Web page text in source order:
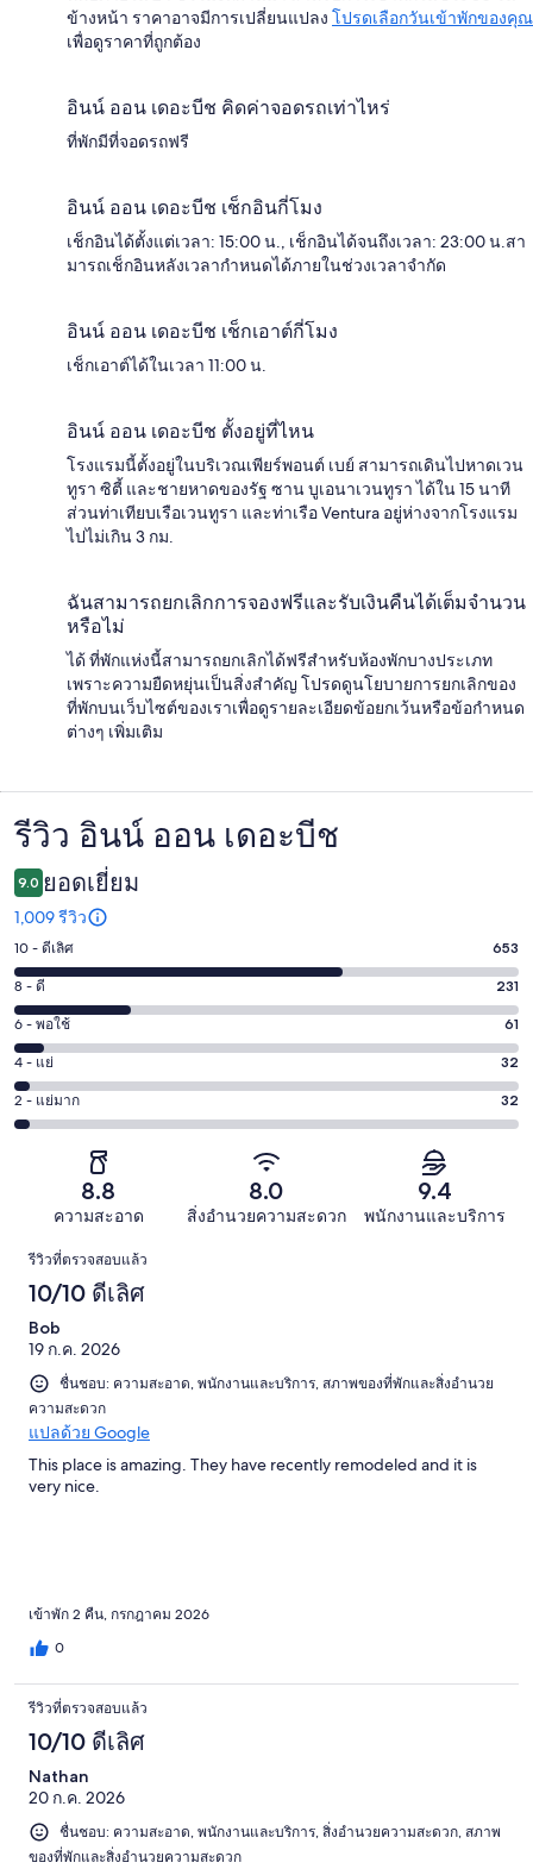
ข้างหน้า ราคาอาจมีการเปลี่ยนแปลง โปรดเลือกวันเข้าพักของคุณ
เพื่อดูราคาที่ถูกต้อง
อินน์ ออน เดอะบีช คิดค่าจอดรถเท่าไหร่
ที่พักมีที่จอดรถฟรี
อินน์ ออน เดอะบีช เช็กอินกี่โมง
เช็กอินได้ตั้งแต่เวลา: 15:00 น., เช็กอินได้จนถึงเวลา: 23:00 น.สา
มารถเช็กอินหลังเวลากำหนดได้ภายในช่วงเวลาจำกัด
อินน์ ออน เดอะบีช เช็กเอาต์กี่โมง
เช็กเอาต์ได้ในเวลา 11:00 น.
อินน์ ออน เดอะบีช ตั้งอยู่ที่ไหน
โรงแรมนี้ตั้งอยู่ในบริเวณเพียร์พอนต์ เบย์ สามารถเดินไปหาดเวน
ทูรา ซิตี้ และชายหาดของรัฐ ซาน บูเอนาเวนทูรา ได้ใน 15 นาที
ส่วนท่าเทียบเรือเวนทูรา และท่าเรือ Ventura อยู่ห่างจากโรงแรม
ไปไม่เกิน 3 กม.
ฉันสามารถยกเลิกการจองฟรีและรับเงินคืนได้เต็มจำนวน
หรือไม่
ได้ ที่พักแห่งนี้สามารถยกเลิกได้ฟรีสำหรับห้องพักบางประเภท
เพราะความยืดหยุ่นเป็นสิ่งสำคัญ โปรดดูนโยบายการยกเลิกของ
ที่พักบนเว็บไซต์ของเราเพื่อดูรายละเอียดข้อยกเว้นหรือข้อกำหนด
ต่างๆ เพิ่มเติม
รีวิว
รีวิว อินน์ ออน เดอะบีช
9.0 ยอดเยี่ยม
1,009 รีวิว
คะแนน
10
-
ดี
เลิศ
653
จาก
10 - ดีเลิศ 653
คะแนน
8
-
ดี
231
จาก
8 - ดี 231
คะแนน
6
-
พอใช้
61
6 - พอใช้ 61
คะแนน
4
-
1009
รีวิว
4 - แย่ 32
คะแนน
2
จาก
1009
รีวิว
2 - แย่มาก 32
8.8
ความสะอาด
8.0
สิ่งอำนวยความสะดวก
9.4
พนักงานและบริการ
รีวิว
รีวิวที่ตรวจสอบแล้ว
10/10 ดีเลิศ
Bob
19 ก.ค. 2026
ชื่นชอบ: ความสะอาด, พนักงานและบริการ, สภาพของที่พักและสิ่งอำนวย
ความสะดวก
แปลด้วย Google
This place is amazing. They have recently remodeled and it is
very nice.
เข้าพัก 2 คืน, กรกฎาคม 2026
0
รีวิวที่ตรวจสอบแล้ว
10/10 ดีเลิศ
Nathan
20 ก.ค. 2026
ชื่นชอบ: ความสะอาด, พนักงานและบริการ, สิ่งอำนวยความสะดวก, สภาพ
ของที่พักและสิ่งอำนวยความสะดวก